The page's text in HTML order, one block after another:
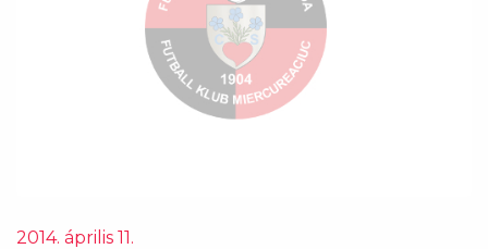
2014. április 11.